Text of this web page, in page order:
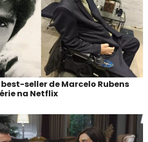
best-seller de Marcelo Rubens
na Netflix